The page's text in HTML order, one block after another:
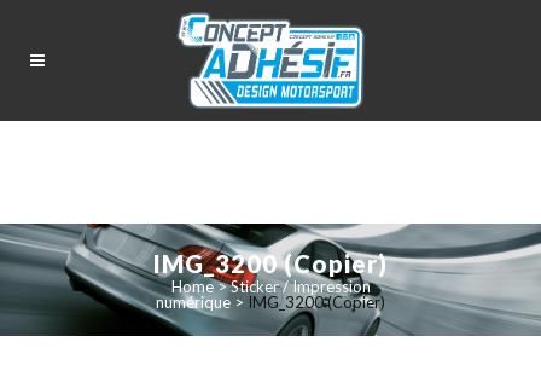
IMG_3200 (Copier)
Home>Sticker / Impression
numérique > IMG_3200 (Copier)